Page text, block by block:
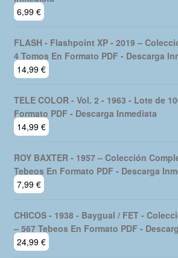
6,99 €
FLASH - Flashpoint XP - 2019 –
4 Tomos En Formato PDF - Descarga
14,99 €
TELE COLOR - Vol. 2 - 1963 - Lote de
Formato PDF - Descarga Inmediata
14,99 €
ROY BAXTER - 1957 – Colección
Tebeos En Formato PDF - Descarga
7,99 €
CHICOS - 1938 - Baygual / FET -
– 567 Tebeos En Formato PDF -
24,99 €